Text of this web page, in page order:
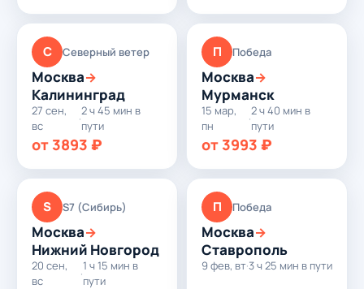
С Северный ветер
Москва→
Калининград
27 сен,
вс
·
2 ч 45 мин в
пути
от 3893 ₽
П Победа
Москва→
Мурманск
15 мар,
пн
·
2 ч 40 мин в
пути
от 3993 ₽
S S7 (Сибирь)
Москва→
Нижний Новгород
20 сен,
вс
·
1 ч 15 мин в
пути
П Победа
Москва→
Ставрополь
9 фев, вт·3 ч 25 мин в пути